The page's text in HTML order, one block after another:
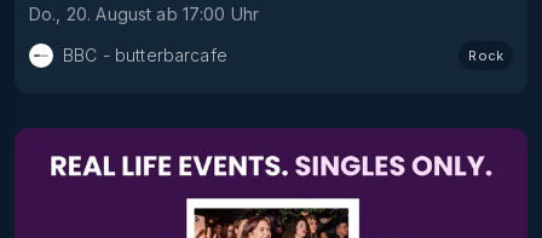
Do., 20. August ab 17:00 Uhr
BBC - butterbarcafe
Rock